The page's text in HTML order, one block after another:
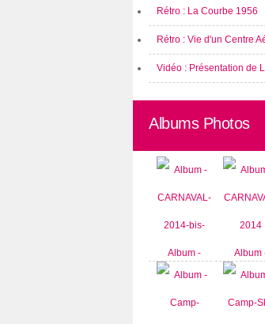
Rétro : La Courbe 1956
Rétro : Vie d'un Centre
Vidéo : Présentation de
Albums Photos
Album -
CARNAVAL-
2014-bis-
Album
2014